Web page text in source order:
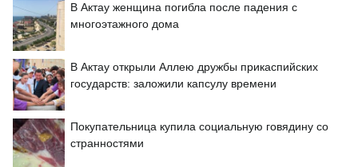
В Актау женщина погибла после падения с
многоэтажного дома
В Актау открыли Аллею дружбы прикаспийских
государств: заложили капсулу времени
Покупательница купила социальную говядину со
странностями